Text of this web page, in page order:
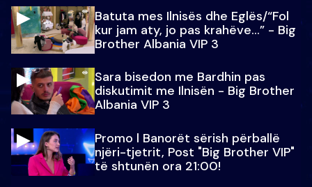
Batuta mes Ilnisës dhe Eglës/“Fol
kur jam aty, jo pas krahëve…” - Big
Brother Albania VIP 3
Sara bisedon me Bardhin pas
diskutimit me Ilnisën - Big Brother
Albania VIP 3
Promo l Banorët sërish përballë
njëri-tjetrit, Post "Big Brother VIP"
të shtunën ora 21:00!